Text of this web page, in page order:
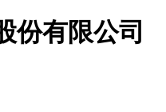
份有限公司